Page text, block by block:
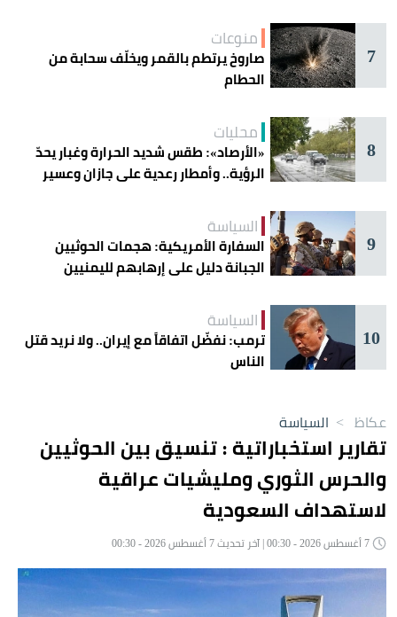
7
منوعات
صاروخ يرتطم بالقمر ويخلّف سحابة من
الحطام
8
محليات
«الأرصاد»: طقس شديد الحرارة وغبار يحدّ
الرؤية.. وأمطار رعدية على جازان وعسير
9
السياسة
السفارة الأمريكية: هجمات الحوثيين
الجبانة دليل على إرهابهم لليمنيين
10
السياسة
ترمب: نفضّل اتفاقاً مع إيران.. ولا نريد قتل
الناس
عكاظ > السياسة
تقارير استخباراتية : تنسيق بين الحوثيين
والحرس الثوري ومليشيات عراقية
لاستهداف السعودية